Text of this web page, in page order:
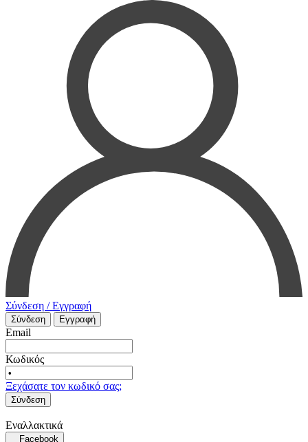
Σύνδεση / Εγγραφή
Σύνδεση Εγγραφή
Email
Κωδικός
Ξεχάσατε τον κωδικό σας;
Σύνδεση
Εναλλακτικά
Facebook